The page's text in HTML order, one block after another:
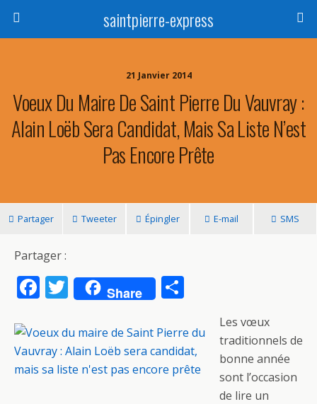
saintpierre-express
21 Janvier 2014
Voeux Du Maire De Saint Pierre Du Vauvray :
Alain Loëb Sera Candidat, Mais Sa Liste N’est
Pas Encore Prête
Partager Tweeter Épingler E-mail SMS
Partager :
F
e
b
o
T
w
itt
er
Share
ta
g
er
Les vœux
traditionnels de
bonne année
sont l’occasion
de lire un